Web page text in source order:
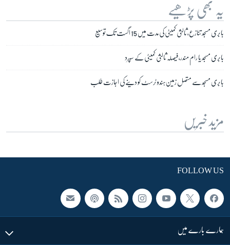
یہ بھی پڑھیے
بابری مسجد تنازع، ثالثی کمیٹی کی مدت میں 15 اگست تک توسیع
بابری مسجد یا رام مندر، فیصلہ ثالثی کمیٹی کے سپرد
بابری مسجد سے متصل زمین ہندو ٹرسٹ کو دینے کی اجازت طلب
مزید خبریں
FOLLOW US
ہمارے بارے میں